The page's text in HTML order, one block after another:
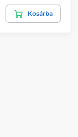
Kosárba